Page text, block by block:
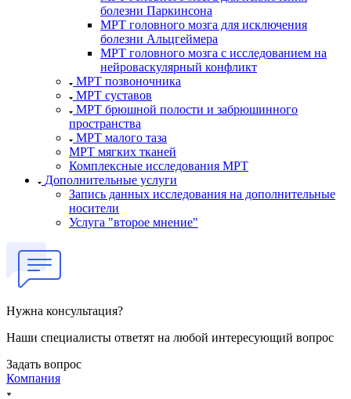
болезни Паркинсона
МРТ головного мозга для исключения
болезни Альцгеймера
МРТ головного мозга с исследованием на
нейроваскулярный конфликт
МРТ позвоночника
МРТ суставов
МРТ брюшной полости и забрюшинного
пространства
МРТ малого таза
МРТ мягких тканей
Комплексные исследования МРТ
Дополнительные услуги
Запись данных исследования на дополнительные
носители
Услуга "второе мнение"
Нужна консультация?
Наши специалисты ответят на любой интересующий вопрос
Задать вопрос
Компания